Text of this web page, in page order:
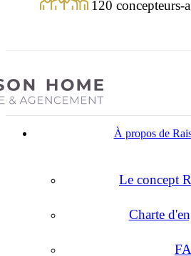
120 concepteurs-
À propos de
Le concept
Charte